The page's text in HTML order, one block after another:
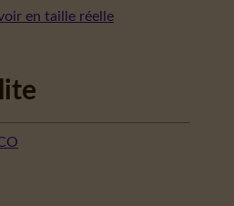
en taille réelle